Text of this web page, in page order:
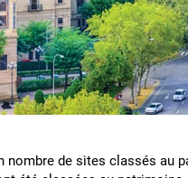
nombre de sites classés au